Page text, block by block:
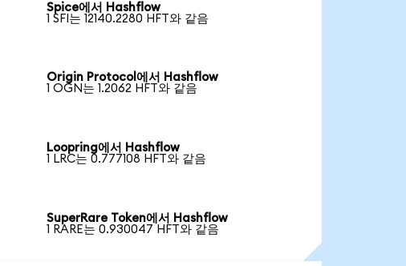
Spice에서 Hashflow
1 SFI는 12140.2280 HFT와 같음
Origin Protocol에서 Hashflow
1 OGN는 1.2062 HFT와 같음
Loopring에서 Hashflow
1 LRC는 0.777108 HFT와 같음
SuperRare Token에서 Hashflow
1 RARE는 0.930047 HFT와 같음